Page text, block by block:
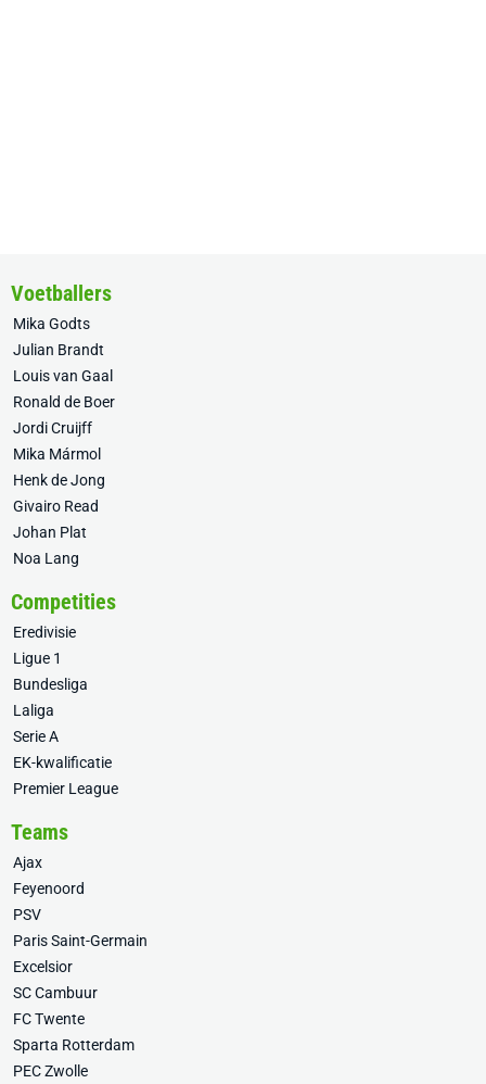
Voetballers
Mika Godts
Julian Brandt
Louis van Gaal
Ronald de Boer
Jordi Cruijff
Mika Mármol
Henk de Jong
Givairo Read
Johan Plat
Noa Lang
Competities
Eredivisie
Ligue 1
Bundesliga
Laliga
Serie A
EK-kwalificatie
Premier League
Teams
Ajax
Feyenoord
PSV
Paris Saint-Germain
Excelsior
SC Cambuur
FC Twente
Sparta Rotterdam
PEC Zwolle